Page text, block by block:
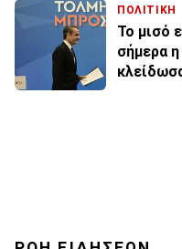
ΠΟΛΙΤΙΚΗ
Το μισό
σήμερα